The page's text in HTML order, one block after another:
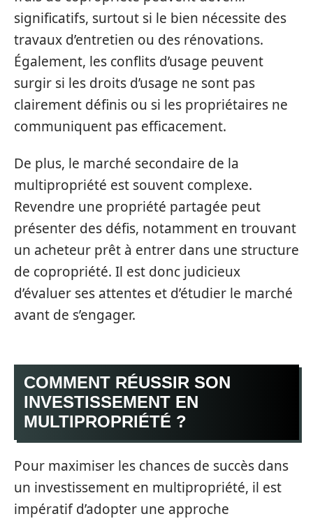
significatifs, surtout si le bien nécessite des
travaux d’entretien ou des rénovations.
Également, les conflits d’usage peuvent
surgir si les droits d’usage ne sont pas
clairement définis ou si les propriétaires ne
communiquent pas efficacement.
De plus, le marché secondaire de la
multipropriété est souvent complexe.
Revendre une propriété partagée peut
présenter des défis, notamment en trouvant
un acheteur prêt à entrer dans une structure
de copropriété. Il est donc judicieux
d’évaluer ses attentes et d’étudier le marché
avant de s’engager.
COMMENT RÉUSSIR SON
INVESTISSEMENT EN
MULTIPROPRIÉTÉ ?
Pour maximiser les chances de succès dans
un investissement en multipropriété, il est
impératif d’adopter une approche